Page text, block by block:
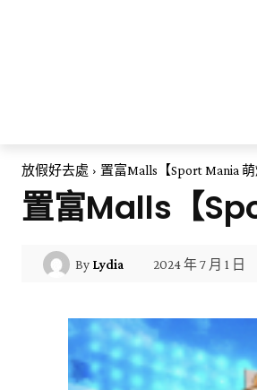
放假好去處 置富Malls【Sport Mania
置富Malls【
By Lydia 2024 年 7 月 1 日